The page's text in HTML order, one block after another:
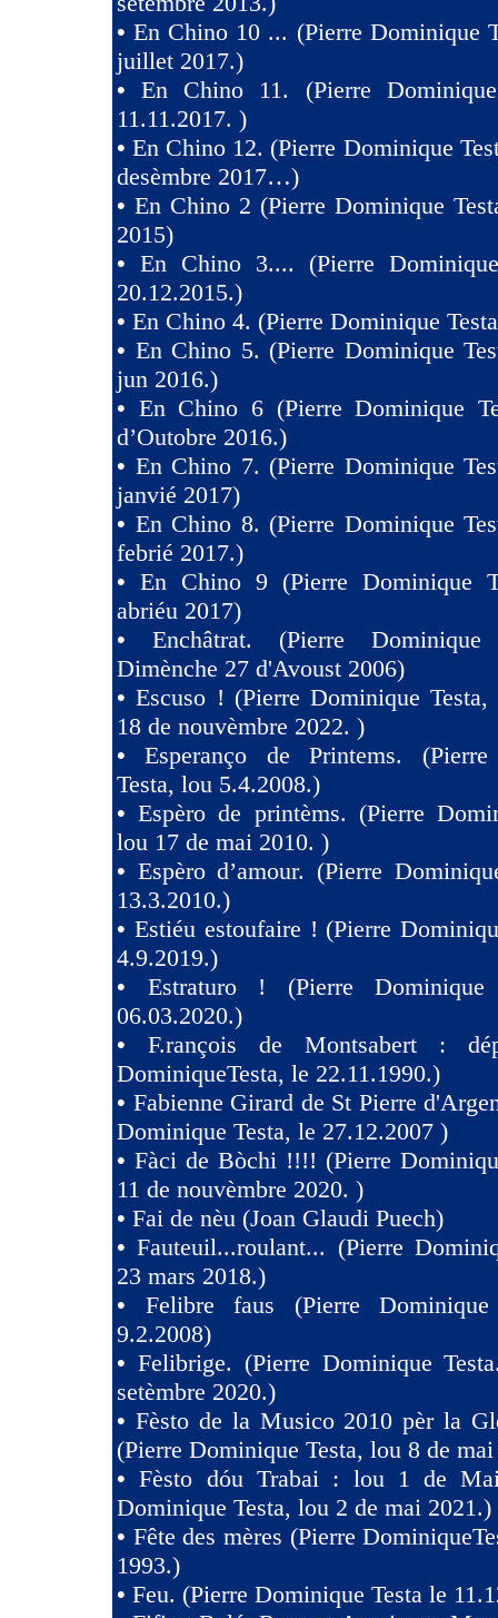
•En Chino 10 ... (Pierre Dominique
juillet 2017.)
•En Chino 11. (Pierre
11.11.2017. )
•En Chino 12. (Pierre Dominique
desèmbre 2017…)
• En Chino 2 (Pierre Dominique
2015)
• En Chino 3.... (Pierre
20.12.2015.)
• En Chino 4. (Pierre Dominique
• En Chino 5. (Pierre Dominique
jun 2016.)
• En Chino 6 (Pierre Dominique
d’Outobre 2016.)
• En Chino 7. (Pierre Dominique
janvié 2017)
• En Chino 8. (Pierre Dominique
febrié 2017.)
• En Chino 9 (Pierre Dominique
abriéu 2017)
• Enchâtrat. (Pierre
Dimènche 27 d'Avoust 2006)
•Escuso ! (Pierre Dominique
18 de nouvèmbre 2022. )
•Esperanço de Printems.
Testa, lou 5.4.2008.)
•Espèro de printèms. (Pierre
lou 17 de mai 2010. )
• Espèro d’amour. (Pierre
13.3.2010.)
• Estiéu estoufaire ! (Pierre
4.9.2019.)
• Estraturo ! (Pierre
06.03.2020.)
• F.rançois de Montsabert :
DominiqueTesta, le 22.11.1990.)
• Fabienne Girard de St Pierre
Dominique Testa, le 27.12.2007 )
• Fàci de Bòchi !!!! (Pierre
11 de nouvèmbre 2020. )
• Fai de nèu (Joan Glaudi Puech)
•Fauteuil...roulant... (Pierre
23 mars 2018.)
• Felibre faus (Pierre
9.2.2008)
• Felibrige. (Pierre Dominique
setèmbre 2020.)
• Fèsto de la Musico 2010 pèr la
(Pierre Dominique Testa, lou 8 de
•Fèsto dóu Trabai : lou 1 de
Dominique Testa, lou 2 de mai 2021.)
• Fête des mères (Pierre
1993.)
• Feu. (Pierre Dominique Testa le